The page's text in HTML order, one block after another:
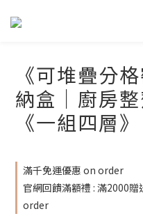
《可堆疊分
納盒｜廚房整
《一組四層》
滿千免運優惠 on order
官網回饋滿額禮 : 滿2000
order